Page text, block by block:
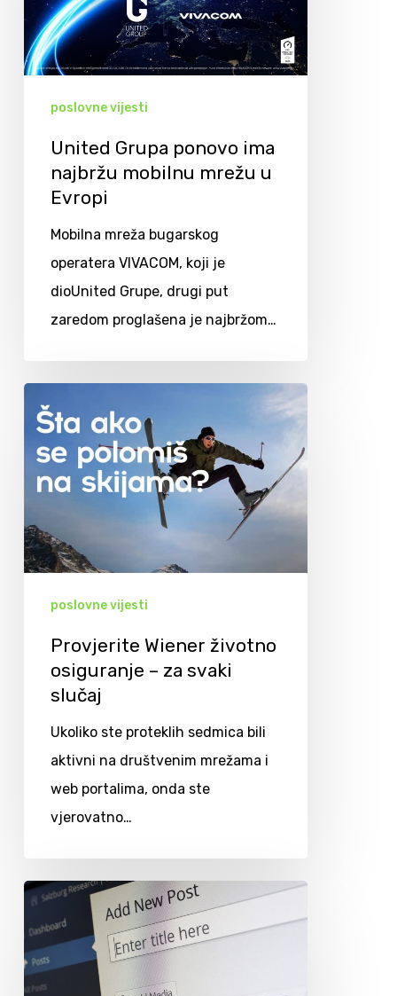
poslovne vijesti
United Grupa ponovo ima
najbržu mobilnu mrežu u
Evropi
Mobilna mreža bugarskog
operatera VIVACOM, koji je
dioUnited Grupe, drugi put
zaredom proglašena je najbržom…
poslovne vijesti
Provjerite Wiener životno
osiguranje – za svaki
slučaj
Ukoliko ste proteklih sedmica bili
aktivni na društvenim mrežama i
web portalima, onda ste
vjerovatno…